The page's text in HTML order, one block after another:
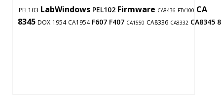
PEL103 LabWindows PEL102 Firmware CA8436 FTV100 CA
8345 DOX 1954 CA1954 F607 F407 CA1550 CA8336 CA8332 CA8345